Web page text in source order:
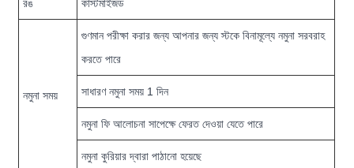
রঙ কাস্টমাইজড
নমুনা সময়
গুণমান পরীক্ষা করার জন্য আপনার জন্য স্টকে বিনামূল্যে নমুনা সরবরাহ
করতে পারে
সাধারণ নমুনা সময় 1 দিন
নমুনা ফি আলোচনা সাপেক্ষে ফেরত দেওয়া যেতে পারে
নমুনা কুরিয়ার দ্বারা পাঠানো হয়েছে